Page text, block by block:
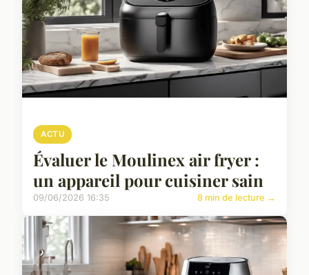
ACTU
Évaluer le Moulinex air fryer :
un appareil pour cuisiner sain
09/06/2026 16:35 8 min de lecture →